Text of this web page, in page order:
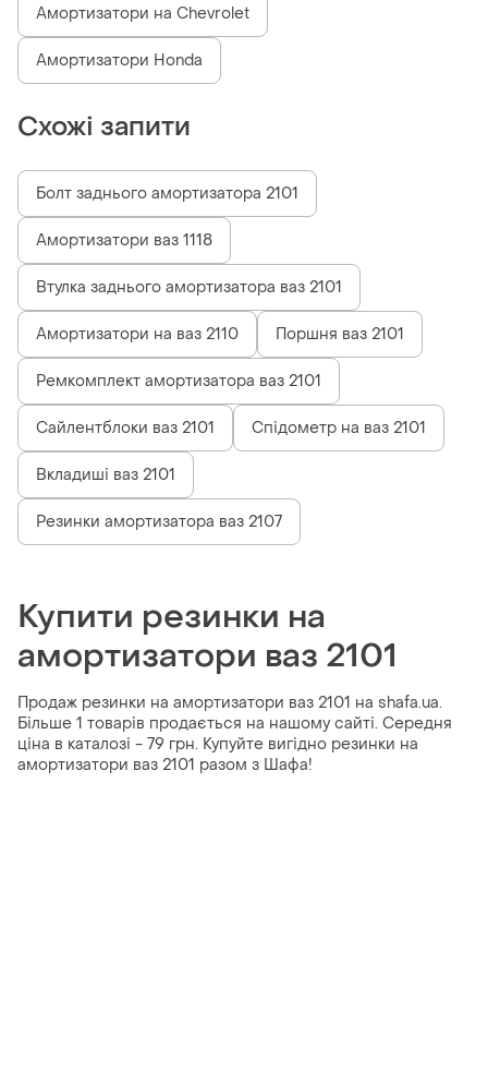
Амортизатори на Chevrolet
Амортизатори Honda
Схожі запити
Болт заднього амортизатора 2101
Амортизатори ваз 1118
Втулка заднього амортизатора ваз 2101
Амортизатори на ваз 2110 Поршня ваз 2101
Ремкомплект амортизатора ваз 2101
Сайлентблоки ваз 2101 Спідометр на ваз 2101
Вкладиші ваз 2101
Резинки амортизатора ваз 2107
Купити резинки на
амортизатори ваз 2101
Продаж резинки на амортизатори ваз 2101 на shafa.ua.
Більше 1 товарів продається на нашому сайті. Середня
ціна в каталозі - 79 грн. Купуйте вигідно резинки на
амортизатори ваз 2101 разом з Шафа!